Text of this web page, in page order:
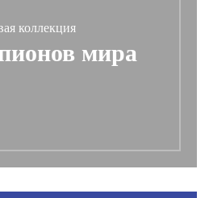
коллекция
мира